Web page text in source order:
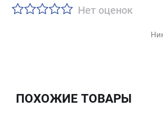
Нет оценок
ПОХОЖИЕ ТОВАРЫ